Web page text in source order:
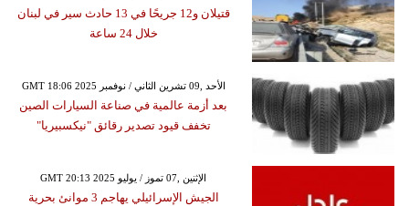
قتيلان و12 جريحًا في 13 حادث سير في لبنان
خلال 24 ساعة
GMT 18:06 2025 الأحد ,09 تشرين الثاني / نوفمبر
بعد أزمة عالمية في صناعة السيارات الصين
تخفف قيود تصدير رقائق "نيكسبيريا"
GMT 20:13 2025 الإثنين ,07 تموز / يوليو
الجيش الإسرائيلي يهاجم 3 موانئ بحرية